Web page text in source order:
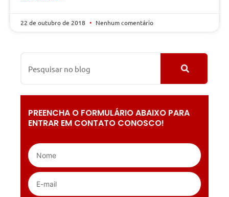
22 de outubro de 2018 Nenhum comentário
PREENCHA O FORMULÁRIO ABAIXO PARA
ENTRAR EM CONTATO CONOSCO!